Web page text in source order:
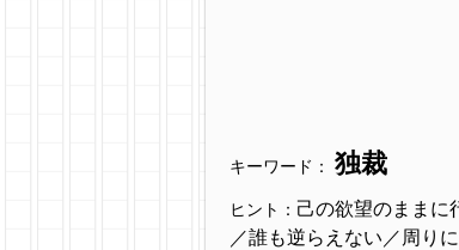
キーワード： 独裁
ヒント： 己の欲望のままに
／誰も逆らえない／周り